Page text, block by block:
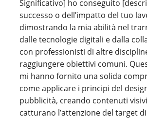
Significativo] ho conseguito
successo o dell’impatto del tuo
dimostrando la mia abilità nel
dalle tecnologie digitali e dalla
con professionisti di altre
raggiungere obiettivi comuni.
mi hanno fornito una solida
come applicare i principi del
pubblicità, creando contenuti
catturano l’attenzione del target